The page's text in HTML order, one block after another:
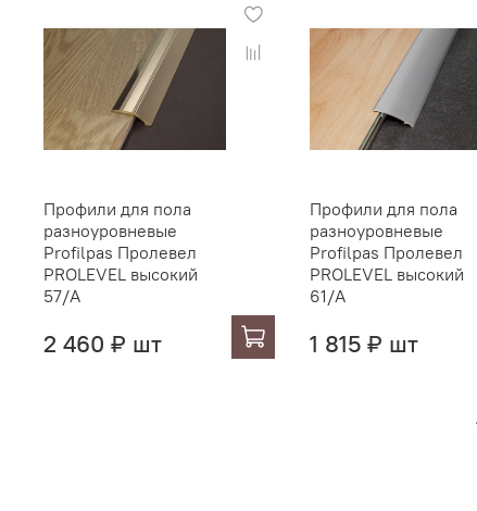
Профили для пола
разноуровневые
Profilpas Пролевел
PROLEVEL высокий
57/A
2 460 ₽ шт
Профили для пола
разноуровневые
Profilpas Пролевел
PROLEVEL высокий
61/A
1 815 ₽ шт